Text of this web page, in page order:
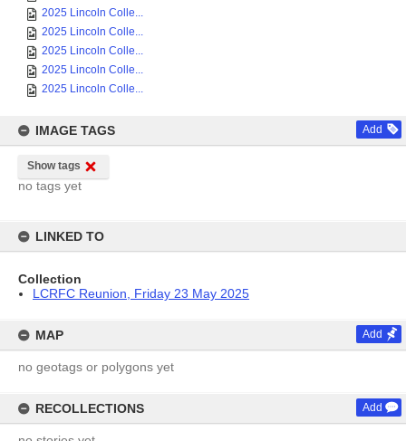
2025 Lincoln Colle...
2025 Lincoln Colle...
2025 Lincoln Colle...
2025 Lincoln Colle...
2025 Lincoln Colle...
IMAGE TAGS Add
Show tags
no tags yet
LINKED TO
Collection
LCRFC Reunion, Friday 23 May 2025
MAP Add
no geotags or polygons yet
RECOLLECTIONS Add